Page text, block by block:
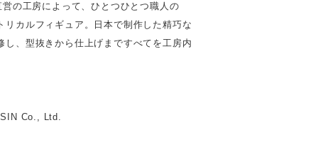
房によって、ひとつひとつ職人の
フィギュア。日本で制作した精巧な
抜きから仕上げまですべてを工房内
Ltd.